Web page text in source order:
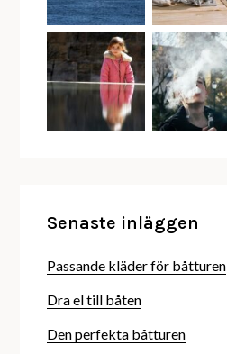
Senaste inläggen
Passande kläder för båtturen
Dra el till båten
Den perfekta båtturen